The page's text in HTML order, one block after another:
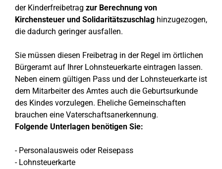
der Kinderfreibetrag zur Berechnung von
Kirchensteuer und Solidaritätszuschlag hinzugezogen,
die dadurch geringer ausfallen.
Sie müssen diesen Freibetrag in der Regel im örtlichen
Bürgeramt auf Ihrer Lohnsteuerkarte eintragen lassen.
Neben einem gültigen Pass und der Lohnsteuerkarte ist
dem Mitarbeiter des Amtes auch die Geburtsurkunde
des Kindes vorzulegen. Eheliche Gemeinschaften
brauchen eine Vaterschaftsanerkennung.
Folgende Unterlagen benötigen Sie:
- Personalausweis oder Reisepass
- Lohnsteuerkarte